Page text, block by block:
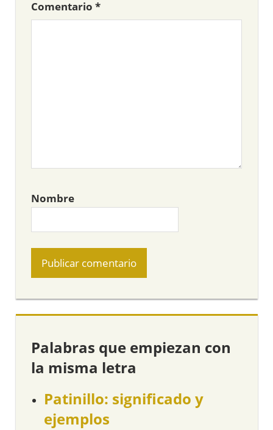
Comentario *
Nombre
Palabras que empiezan con
la misma letra
Patinillo: significado y
ejemplos